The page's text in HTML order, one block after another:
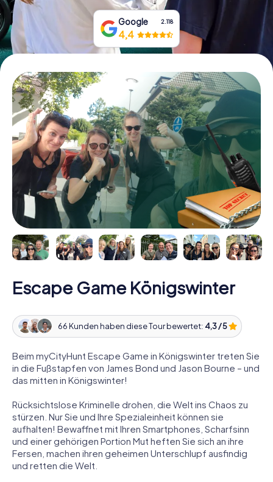
Google 2.118
4,4
Escape Game Königswinter
66 Kunden haben diese Tour bewertet: 4,3 / 5
Beim myCityHunt Escape Game in Königswinter treten Sie
in die Fußstapfen von James Bond und Jason Bourne – und
das mitten in Königswinter!
Rücksichtslose Kriminelle drohen, die Welt ins Chaos zu
stürzen. Nur Sie und Ihre Spezialeinheit können sie
aufhalten! Bewaffnet mit Ihren Smartphones, Scharfsinn
und einer gehörigen Portion Mut heften Sie sich an ihre
Fersen, machen ihren geheimen Unterschlupf ausfindig
und retten die Welt.